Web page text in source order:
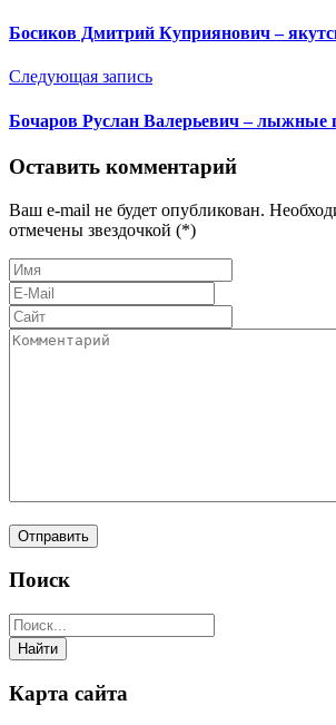
Босиков Дмитрий Куприянович –
Следующая запись
Бочаров Руслан Валерьевич – лыжные
Оставить комментарий
Ваш e-mail не будет опубликован.
отмечены звездочкой (*)
Поиск
Карта сайта